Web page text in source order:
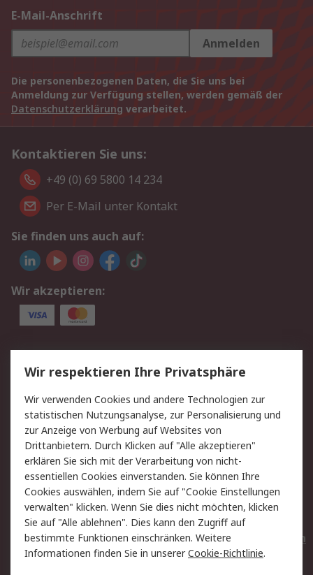
E-Mail-Anschrift
Anmelden
Die personenbezogenen Daten, die Sie uns bei
Anmeldung zur Verfügung stellen, werden gemäß der
Datenschutzerklärung verarbeitet.
Kontaktieren Sie uns:
+49 (0) 69 5800 14 234
Per E-Mail unter Kontakt
Sie finden uns auch auf:
Wir akzeptieren:
Service
Value Added Services
Lieferlösungen
Rücksendungen
Kontakt
Hilfe
Privatkunden
Rechtliches
AGB
Datenschutz
Cookie-Richtlinie
Zahlungsbedingungen
Copyright/Impressum
Entsorgung
Elektrogeräte/Batterien
Wir respektieren Ihre Privatsphäre
Wir verwenden Cookies und andere Technologien zur
statistischen Nutzungsanalyse, zur Personalisierung und
zur Anzeige von Werbung auf Websites von
Drittanbietern. Durch Klicken auf "Alle akzeptieren"
erklären Sie sich mit der Verarbeitung von nicht-
essentiellen Cookies einverstanden. Sie können Ihre
Cookies auswählen, indem Sie auf "Cookie Einstellungen
verwalten" klicken. Wenn Sie dies nicht möchten, klicken
Sie auf "Alle ablehnen". Dies kann den Zugriff auf
bestimmte Funktionen einschränken. Weitere
Informationen finden Sie in unsererCookie-Richtlinie.